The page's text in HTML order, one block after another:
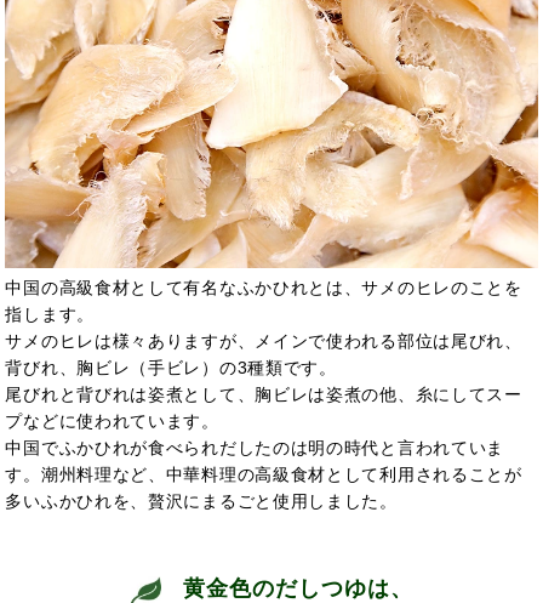
中国の高級食材として有名なふかひれとは、サメのヒレのことを
指します。
サメのヒレは様々ありますが、メインで使われる部位は尾びれ、
背びれ、胸ビレ（手ビレ）の3種類です。
尾びれと背びれは姿煮として、胸ビレは姿煮の他、糸にしてスー
プなどに使われています。
中国でふかひれが食べられだしたのは明の時代と言われていま
す。潮州料理など、中華料理の高級食材として利用されることが
多いふかひれを、贅沢にまるごと使用しました。
黄金色のだしつゆは、